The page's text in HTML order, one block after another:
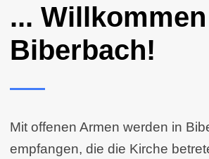
...
Biberbach!
Mit offenen Armen werden in
empfangen, die die Kirche